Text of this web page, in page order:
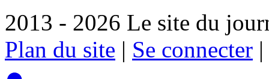
2013 - 2026 Le site du
Plan du site | Se connecter |